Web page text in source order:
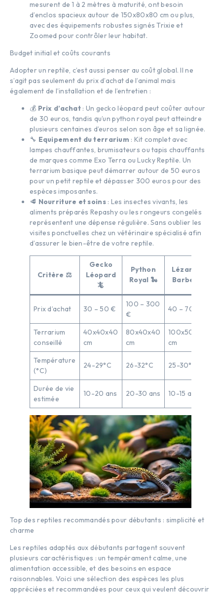
mesurent de 1 à 2 mètres à maturité, ont besoin
d’enclos spacieux autour de 150x80x80 cm ou plus,
avec des équipements robustes signés Trixie et
Zoomed pour contrôler leur habitat.
Budget initial et coûts courants
Adopter un reptile, c’est aussi penser au coût global. Il ne
s’agit pas seulement du prix d’achat de l’animal mais
également de l’installation et de l’entretien :
💰 Prix d’achat: Un gecko léopard peut coûter autour
de 30 euros, tandis qu’un python royal peut atteindre
plusieurs centaines d’euros selon son âge et sa lignée.
🔧 Equipement du terrarium : Kit complet avec
lampes chauffantes, brumisateurs ou tapis chauffants
de marques comme Exo Terra ou Lucky Reptile. Un
terrarium basique peut démarrer autour de 50 euros
pour un petit reptile et dépasser 300 euros pour des
espèces imposantes.
🥩 Nourriture et soins: Les insectes vivants, les
aliments préparés Repashy ou les rongeurs congelés
représentent une dépense régulière. Sans oublier les
visites ponctuelles chez un vétérinaire spécialisé afin
d’assurer le bien-être de votre reptile.
Critère ⚖️
Gecko
Léopard
🦎
Python
Royal 🐍
Lézard à
Barbe 🦖
Prix d’achat 30 – 50 €
100 – 300
€
40 – 70 €
Terrarium
conseillé
40x40x40
cm
80x40x40
cm
100x50x50
cm
Température
(°C)
24-29°C 26-32°C 25-30°C
Durée de vie
estimée
10-20 ans 20-30 ans 10-15 ans
Top des reptiles recommandés pour débutants : simplicité et
charme
Les reptiles adaptés aux débutants partagent souvent
plusieurs caractéristiques : un tempérament calme, une
alimentation accessible, et des besoins en espace
raisonnables. Voici une sélection des espèces les plus
appréciées et recommandées pour ceux qui veulent découvrir